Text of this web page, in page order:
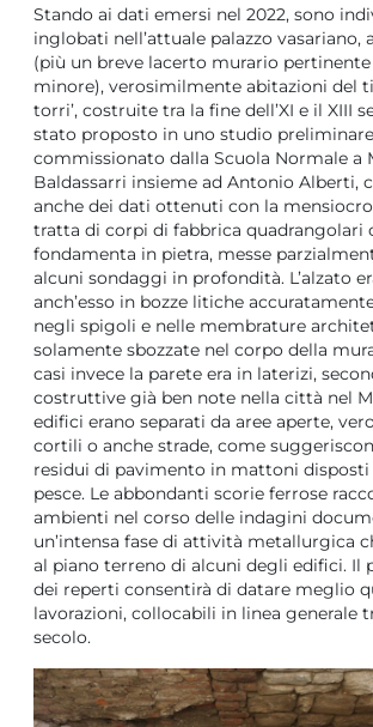
Stando ai dati emersi nel 2022, sono
inglobati nell’attuale palazzo vasariano,
(più un breve lacerto murario
minore), verosimilmente abitazioni del
torri’, costruite tra la fine dell’XI e il XIII
stato proposto in uno studio preliminare
commissionato dalla Scuola Normale a
Baldassarri insieme ad Antonio Alberti,
anche dei dati ottenuti con la
tratta di corpi di fabbrica quadrangolari
fondamenta in pietra, messe
alcuni sondaggi in profondità. L’alzato
anch’esso in bozze litiche
negli spigoli e nelle membrature
solamente sbozzate nel corpo della
casi invece la parete era in laterizi,
costruttive già ben note nella città nel
edifici erano separati da aree aperte,
cortili o anche strade, come
residui di pavimento in mattoni disposti
pesce. Le abbondanti scorie ferrose
ambienti nel corso delle indagini
un’intensa fase di attività metallurgica
al piano terreno di alcuni degli edifici. Il
dei reperti consentirà di datare meglio
lavorazioni, collocabili in linea generale
secolo.